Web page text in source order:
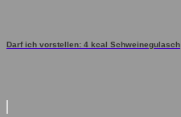
Darf ich vorstellen: 4 kcal Schweinegulasch